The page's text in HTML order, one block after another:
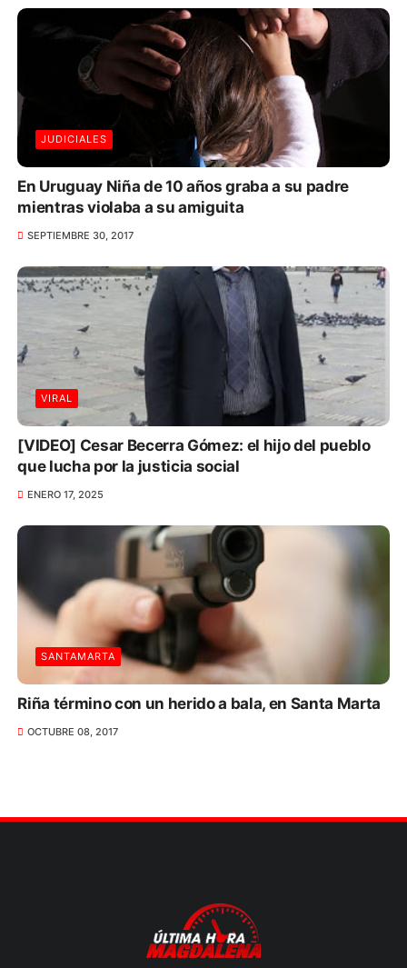
JUDICIALES
En Uruguay Niña de 10 años graba a su padre
mientras violaba a su amiguita
SEPTIEMBRE 30, 2017
VIRAL
[VIDEO] Cesar Becerra Gómez: el hijo del pueblo
que lucha por la justicia social
ENERO 17, 2025
SANTAMARTA
Riña término con un herido a bala, en Santa Marta
OCTUBRE 08, 2017